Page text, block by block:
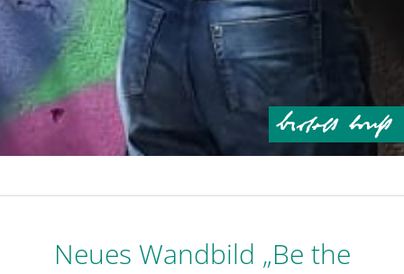
Neues Wandbild „Be the